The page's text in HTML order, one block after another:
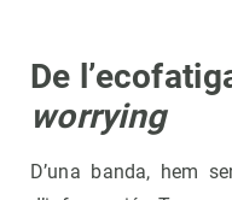
De
worrying
D’una banda, hem